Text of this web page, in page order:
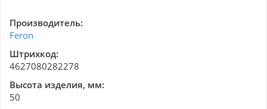
Производитель:
Feron
Штрихкод:
4627080282278
Высота изделия, мм:
50